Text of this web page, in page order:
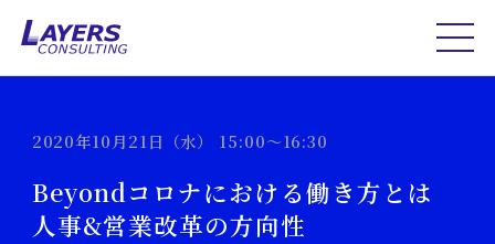
2020年10月21日（水） 15:00～16:30
Beyondコロナにおける働き方とは
人事&営業改革の方向性